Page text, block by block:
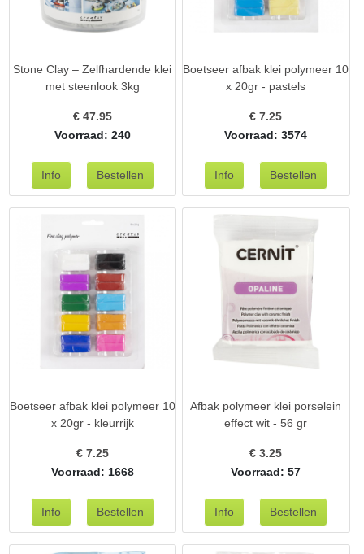
Stone Clay – Zelfhardende klei
met steenlook 3kg
€ 47.95
Voorraad: 240
Boetseer afbak klei polymeer 10
x 20gr - pastels
€7.25
Voorraad: 3574
Boetseer afbak klei polymeer 10
x 20gr - kleurrijk
€ 7.25
Voorraad: 1668
Afbak polymeer klei porselein
effect wit - 56 gr
€3.25
Voorraad: 57